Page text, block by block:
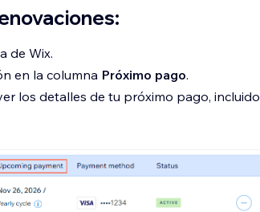
de Wix.
en la columna Próximo pago.
los detalles de tu próximo pago, incluido